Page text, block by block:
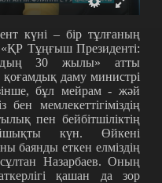
күні – бір тұлғаның
Тұңғыш Президенті:
30 жылы» атты
даму министрі
бұл мейрам - жәй
мемлекеттігіміздің
пен бейбітшіліктің
күн. Өйкені
баянды еткен елміздің
Назарбаев. Оның
қашан да зор